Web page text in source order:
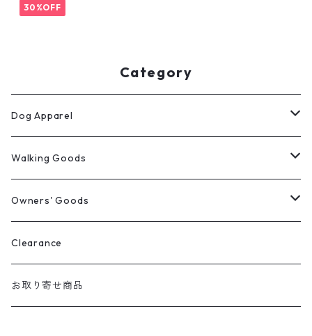
30%OFF
Category
Dog Apparel
ウィンターコート
レインウェア
パーカー
Tシャツ
Walking Goods
リード・首輪・ハーネス
Milltown
Mendota
マナー袋用ケース
マナー袋用ケース
おやつ入れ
Owners' Goods
トートバッグ
Tシャツ
Clearance
お取り寄せ商品